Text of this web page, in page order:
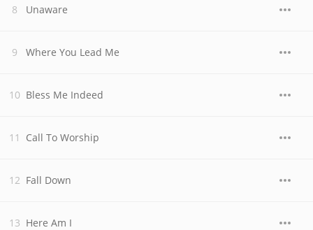
Unaware
Where You Lead Me
Bless Me Indeed
Call To Worship
Fall Down
Here Am I